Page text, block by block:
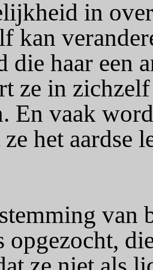
in
kan
die haar een
ze in
En vaak
het aardse
van
opgezocht,